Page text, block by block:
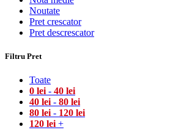
Noutate
Pret crescator
Pret descrescator
Filtru Pret
Toate
0 lei- 40 lei
40 lei- 80 lei
80 lei- 120 lei
120 lei+